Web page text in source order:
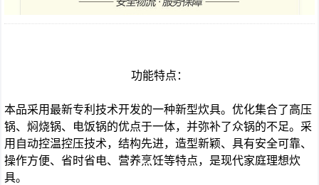
功能特点：
本品采用最新专利技术开发的一种新型炊具。优化集合了高压
锅、焖烧锅、电饭锅的优点于一体，并弥补了众锅的不足。采
用自动控温控压技术，结构先进，造型新颖、具有安全可靠、
操作方便、省时省电、营养烹饪等特点，是现代家庭理想炊
具。